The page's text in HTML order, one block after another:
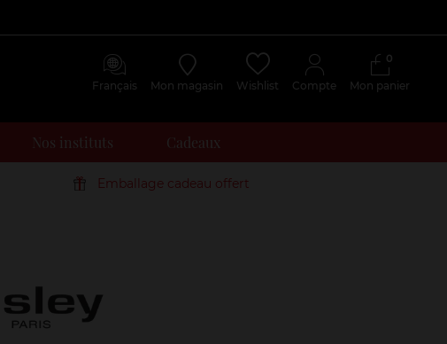
Français Mon magasin Wishlist Compte Mon panier
0
Nos instituts Cadeaux
Emballage cadeau offert